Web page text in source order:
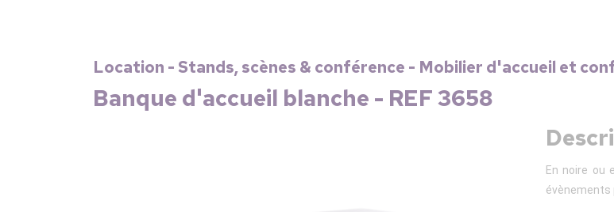
Location - Stands, scènes & conférence - Mobilier d'accueil et
Banque d'accueil blanche - REF 3658
En noire ou
évènements